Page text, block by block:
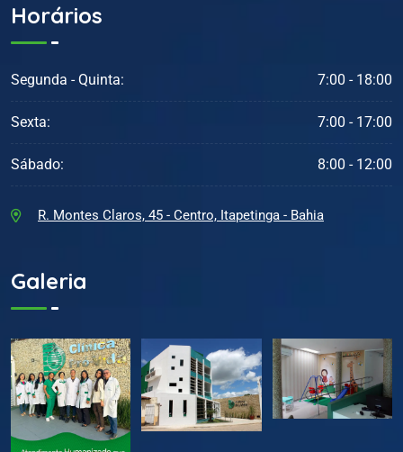
Horários
Segunda - Quinta: 7:00 - 18:00
Sexta: 7:00 - 17:00
Sábado: 8:00 - 12:00
R. Montes Claros, 45 - Centro, Itapetinga - Bahia
Galeria